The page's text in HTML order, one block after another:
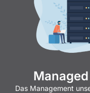
Das Management